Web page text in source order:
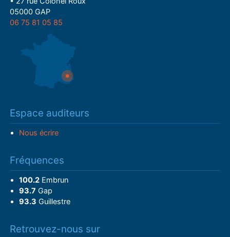
05000 GAP
06 75 81 05 85
Espace auditeurs
Nous écrire
Fréquences
100.2Embrun
93.7 Gap
93.3 Guillestre
Retrouvez-nous sur